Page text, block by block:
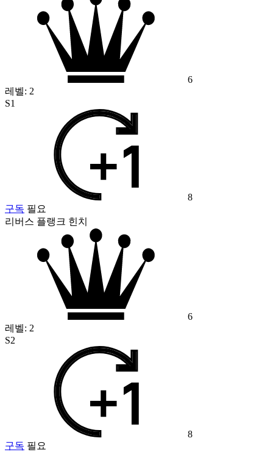
6
레벨: 2
S1
8
구독 필요
리버스 플랭크 힌치
6
레벨: 2
S2
8
구독 필요